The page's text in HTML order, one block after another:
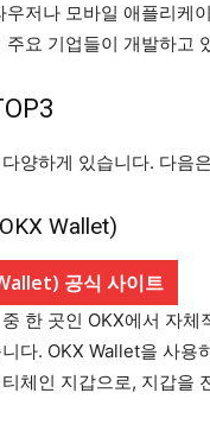
우저나 모바일 애플리케
주요 기업들이 개발하고
양하게 있습니다. 다음
Wallet)
공식 사이트
한 곳인 OKX에서 자
다. OKX Wallet을 사용
체인 지갑으로, 지갑을